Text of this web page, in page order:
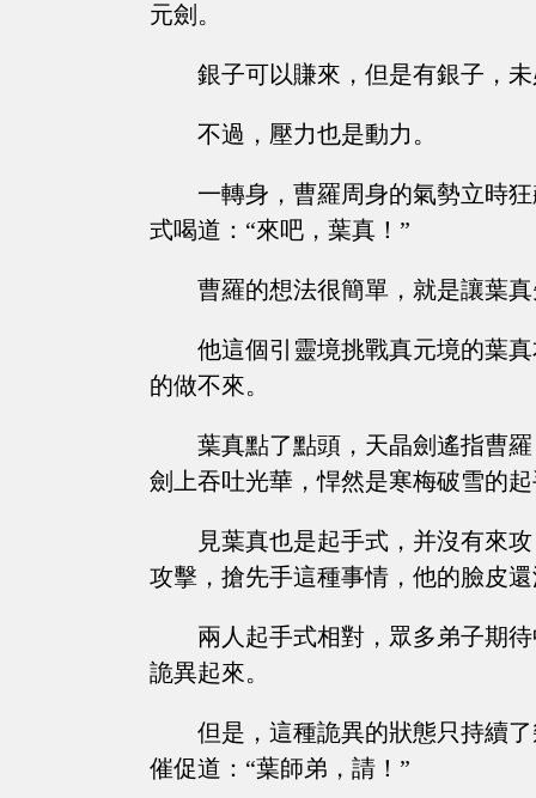
元劍。
銀子可以賺來，但是有銀子，
不過，壓力也是動力。
一轉身，曹羅周身的氣勢立時
式喝道：“來吧，葉真！”
曹羅的想法很簡單，就是讓葉
他這個引靈境挑戰真元境的葉
的做不來。
葉真點了點頭，天晶劍遙指曹
劍上吞吐光華，悍然是寒梅破雪的
見葉真也是起手式，并沒有來
攻擊，搶先手這種事情，他的臉皮
兩人起手式相對，眾多弟子期
詭異起來。
但是，這種詭異的狀態只持續
催促道：“葉師弟，請！”